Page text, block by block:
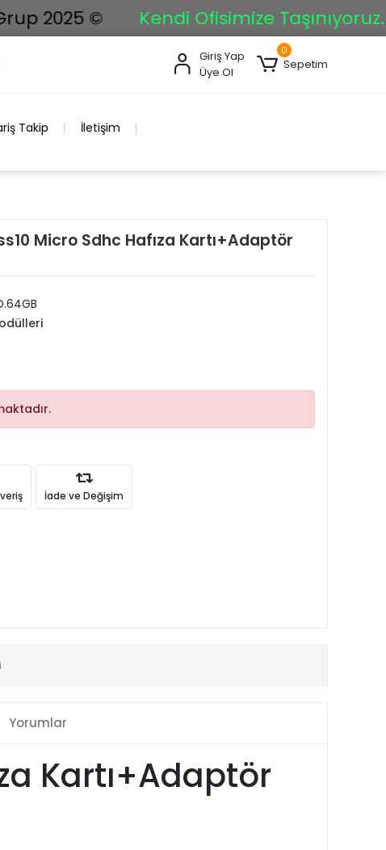
2025 © Kendi Ofisimize Taşınıyoruz.
Giriş Yap
Üye Ol
0
Sepetim
Takip İletişim
Micro Sdhc Hafıza Kartı+Adaptör
İade ve Değişim
Yorumlar
Kartı+Adaptör